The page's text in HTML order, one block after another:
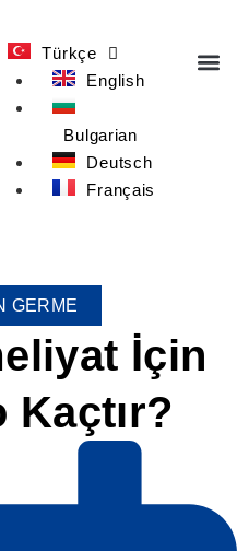
Türkçe
English
Bulgarian
Deutsch
Français
GERME
İçin
Kaçtır?